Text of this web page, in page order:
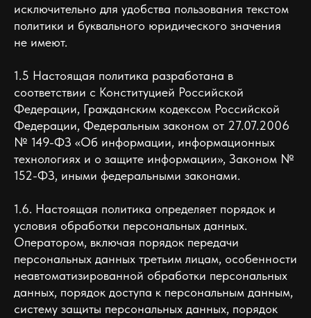
исключительно для удобства пользования текстом
политики и буквального юридического значения
не имеют.
1.5 Настоящая политика разработана в
соответствии с Конституцией Российской
Федерации, Гражданским кодексом Российской
Федерации, Федеральным законом от 27.07.2006
№ 149-ФЗ «Об информации, информационных
технологиях и о защите информации», Законом №
152-ФЗ, иными федеральными законами.
1.6. Настоящая политика определяет порядок и
условия обработки персональных данных.
Оператором, включая порядок передачи
персональных данных третьим лицам, особенности
неавтоматизированной обработки персональных
данных, порядок доступа к персональным данным,
систему защиты персональных данных, порядок